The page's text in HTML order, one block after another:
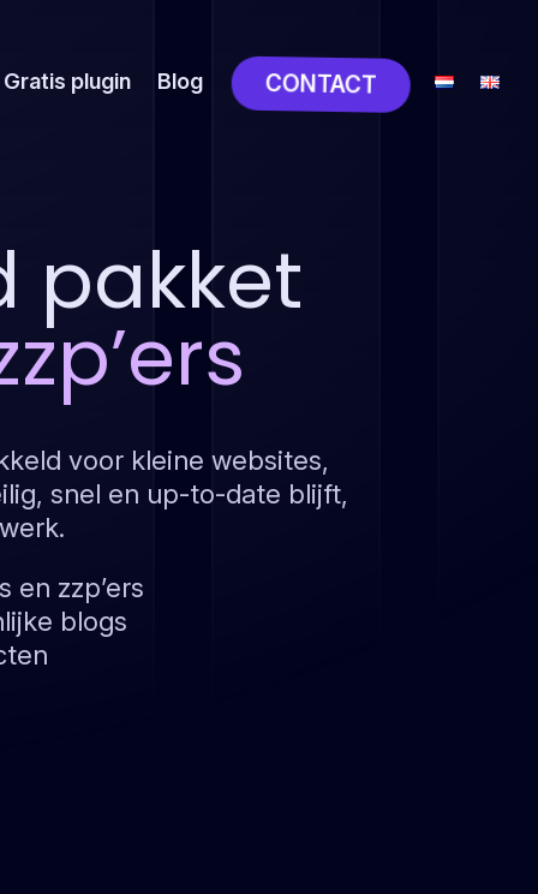
Gratis plugin Blog CONTACT
pakket
voor kleine websites,
snel en up-to-date blijft,
en zzp’ers
blogs